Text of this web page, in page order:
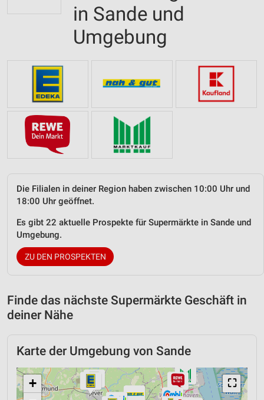
in Sande und
Umgebung
Die Filialen in deiner Region haben zwischen 10:00 Uhr und
18:00 Uhr geöffnet.
Es gibt 22 aktuelle Prospekte für Supermärkte in Sande und
Umgebung.
ZU DEN PROSPEKTEN
Finde das nächste Supermärkte Geschäft in
deiner Nähe
Karte der Umgebung von Sande
⛶
+